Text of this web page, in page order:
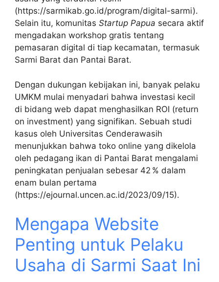
(https://sarmikab.go.id/program/digital-sarmi).
Selain itu, komunitas Startup Papua secara aktif
mengadakan workshop gratis tentang
pemasaran digital di tiap kecamatan, termasuk
Sarmi Barat dan Pantai Barat.
Dengan dukungan kebijakan ini, banyak pelaku
UMKM mulai menyadari bahwa investasi kecil
di bidang web dapat menghasilkan ROI (return
on investment) yang signifikan. Sebuah studi
kasus oleh Universitas Cenderawasih
menunjukkan bahwa toko online yang dikelola
oleh pedagang ikan di Pantai Barat mengalami
peningkatan penjualan sebesar 42 % dalam
enam bulan pertama
(https://ejournal.uncen.ac.id/2023/09/15).
Mengapa Website
Penting untuk Pelaku
Usaha di Sarmi Saat Ini